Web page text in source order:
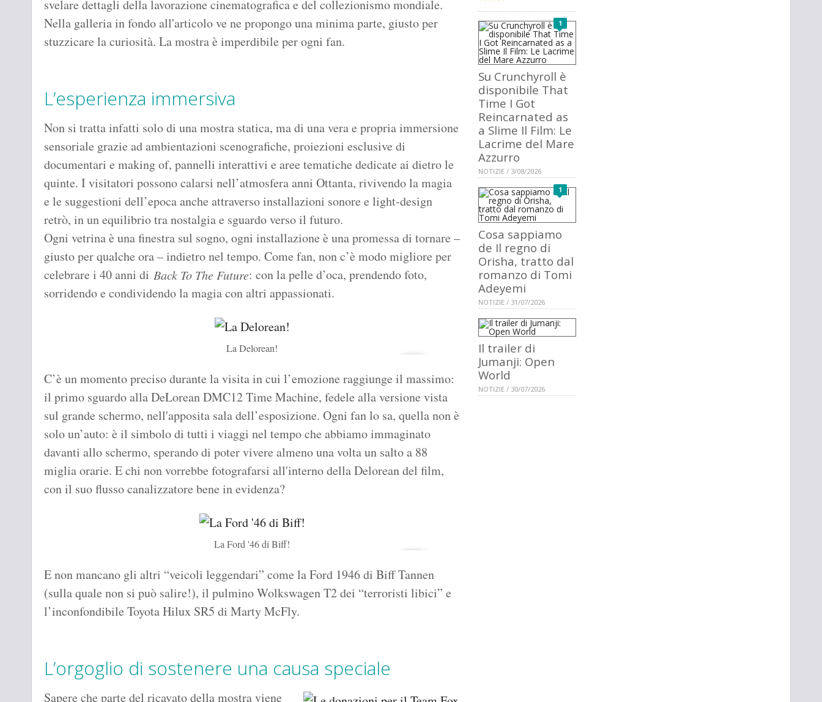
svelare dettagli della lavorazione cinematografica e del collezionismo mondiale.
Nella galleria in fondo all'articolo ve ne propongo una minima parte, giusto per
stuzzicare la curiosità. La mostra è imperdibile per ogni fan.
L’esperienza immersiva
Non si tratta infatti solo di una mostra statica, ma di una vera e propria immersione
sensoriale grazie ad ambientazioni scenografiche, proiezioni esclusive di
documentari e making of, pannelli interattivi e aree tematiche dedicate ai dietro le
quinte. I visitatori possono calarsi nell’atmosfera anni Ottanta, rivivendo la magia
e le suggestioni dell’epoca anche attraverso installazioni sonore e light-design
retrò, in un equilibrio tra nostalgia e sguardo verso il futuro.
Ogni vetrina è una finestra sul sogno, ogni installazione è una promessa di tornare –
giusto per qualche ora – indietro nel tempo. Come fan, non c’è modo migliore per
celebrare i 40 anni di Back To The Future: con la pelle d’oca, prendendo foto,
sorridendo e condividendo la magia con altri appassionati.
La Delorean!
C’è un momento preciso durante la visita in cui l’emozione raggiunge il massimo:
il primo sguardo alla DeLorean DMC12 Time Machine, fedele alla versione vista
sul grande schermo, nell'apposita sala dell’esposizione. Ogni fan lo sa, quella non è
solo un’auto: è il simbolo di tutti i viaggi nel tempo che abbiamo immaginato
davanti allo schermo, sperando di poter vivere almeno una volta un salto a 88
miglia orarie. E chi non vorrebbe fotografarsi all'interno della Delorean del film,
con il suo flusso canalizzatore bene in evidenza?
La Ford '46 di Biff!
E non mancano gli altri “veicoli leggendari” come la Ford 1946 di Biff Tannen
(sulla quale non si può salire!), il pulmino Wolkswagen T2 dei “terroristi libici” e
l’inconfondibile Toyota Hilux SR5 di Marty McFly.
L’orgoglio di sostenere una causa speciale
Sapere che parte del ricavato della mostra viene
1
Su Crunchyroll è
disponibile That
Time I Got
Reincarnated as
a Slime Il Film: Le
Lacrime del Mare
Azzurro
NOTIZIE / 3/08/2026
1
Cosa sappiamo
de Il regno di
Orisha, tratto dal
romanzo di Tomi
Adeyemi
NOTIZIE / 31/07/2026
Il trailer di
Jumanji: Open
World
NOTIZIE / 30/07/2026